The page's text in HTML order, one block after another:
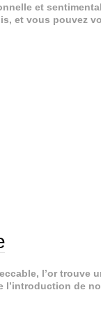
et
et vous pouvez
l’or trouve
de